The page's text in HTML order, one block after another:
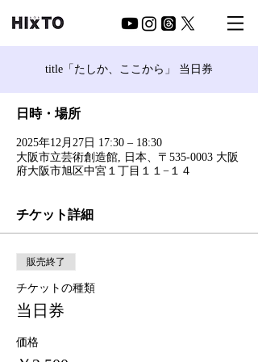
title「たしか、ここから」 当日券
日時・場所
2025年12月27日 17:30 – 18:30
大阪市立芸術創造館, 日本、〒535-0003 大阪
府大阪市旭区中宮１丁目１１−１４
チケット詳細
販売終了
チケットの種類
当日券
価格